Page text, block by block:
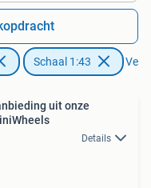
Schaal 1:43
uit onze
Details